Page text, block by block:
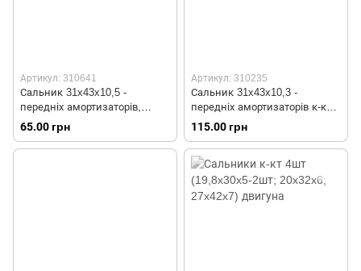
Артикул: 310641
Сальник 31x43x10,5 -
передніх амортизаторів,
якісний
65.00 грн
Артикул: 310235
Сальник 31x43x10,3 -
передніх амортизаторів к-кт
2шт
115.00 грн